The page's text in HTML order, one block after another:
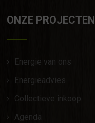
ONZE PROJECTEN
Energie van ons
Energieadvies
Collectieve inkoop
Agenda